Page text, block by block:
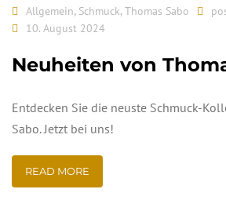
Allgemein, Schmuck, Thomas Sabo
10. August 2024
Neuheiten von
Entdecken Sie die neuste Schmuck-
Sabo. Jetzt bei uns!
READ MORE